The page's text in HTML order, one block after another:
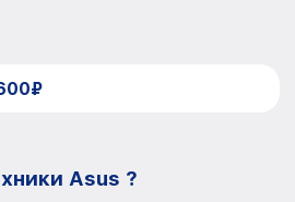
Asus ?